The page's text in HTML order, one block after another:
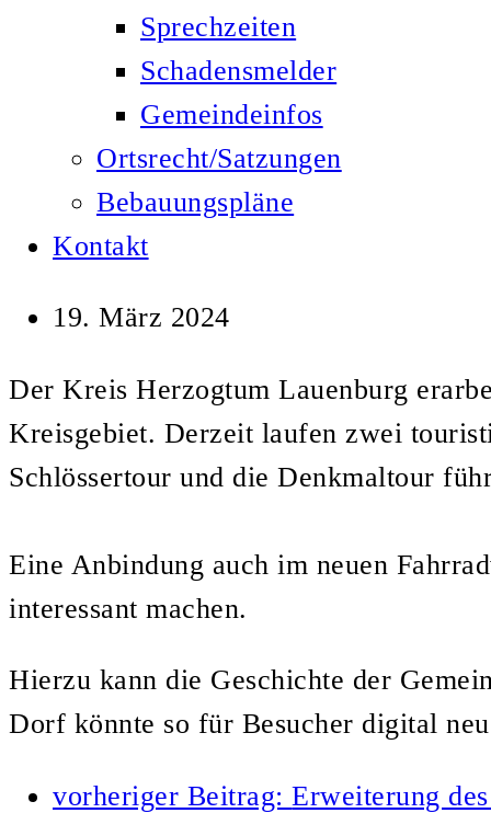
Sprechzeiten
Schadensmelder
Gemeindeinfos
Ortsrecht/Satzungen
Bebauungspläne
Kontakt
19. März 2024
Der Kreis Herzogtum Lauenburg
Kreisgebiet. Derzeit laufen zwei
Schlössertour und die Denkmaltour
Eine Anbindung auch im neuen
interessant machen.
Hierzu kann die Geschichte der
Dorf könnte so für Besucher digital
vorheriger Beitrag:Erweiterung